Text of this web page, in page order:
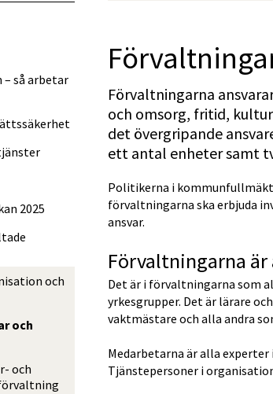
Förvaltningarna
och omsorg, fritid,
det övergripande
ett antal enheter samt
Politikerna i
förvaltningarna ska erbjuda
ansvar.
Förvaltningarna
Det är i förvaltningarna som
yrkesgrupper. Det är lärare
vaktmästare och alla andra
Medarbetarna är alla
Tjänstepersoner i
så arbetar
2025
och
och
och